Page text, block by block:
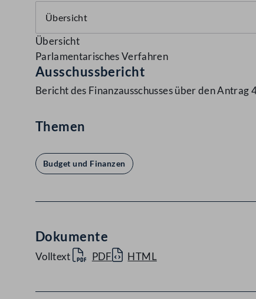
Übersicht
Parlamentarisches Verfahren
Ausschussbericht
Bericht des Finanzausschusses über den
Themen
Budget und Finanzen
Dokumente
Volltext PDF HTML